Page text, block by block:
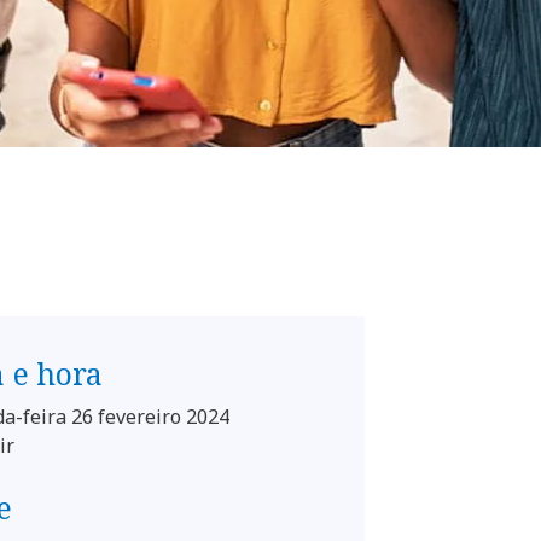
e hora
feira 26 fevereiro 2024